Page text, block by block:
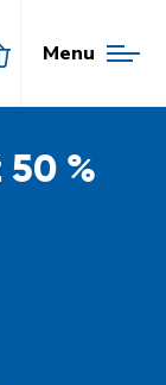
Menu
50 %